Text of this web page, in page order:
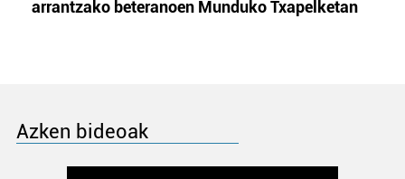
arrantzako beteranoen Munduko Txapelketan
Azken bideoak